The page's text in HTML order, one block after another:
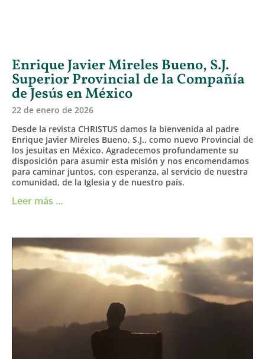
Enrique Javier Mireles Bueno, S.J.
Superior Provincial de la Compañía
de Jesús en México
22 de enero de 2026
Desde la revista CHRISTUS damos la bienvenida al padre
Enrique Javier Mireles Bueno, S.J., como nuevo Provincial de
los jesuitas en México. Agradecemos profundamente su
disposición para asumir esta misión y nos encomendamos
para caminar juntos, con esperanza, al servicio de nuestra
comunidad, de la Iglesia y de nuestro país.
Leer más ...